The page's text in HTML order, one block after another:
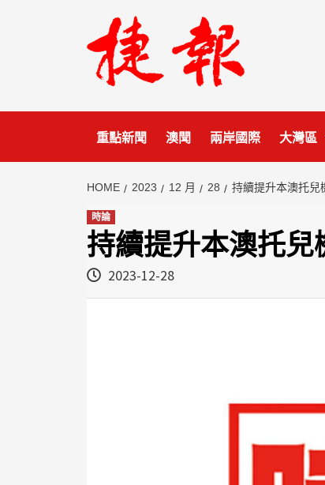
重點新聞 澳聞 兩岸國際 大灣區
HOME 2023 12 月 28 持續提升本澳托兒
時論
持續提升本澳托
2023-12-28